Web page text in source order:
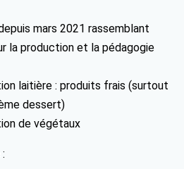
mars 2021 rassemblant
la production et la pédagogie
laitière : produits frais (surtout
dessert)
de végétaux